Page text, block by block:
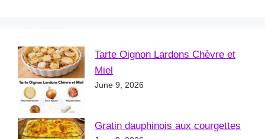
Tarte Oignon Lardons Chèvre et
Miel
June 9, 2026
Gratin dauphinois aux courgettes